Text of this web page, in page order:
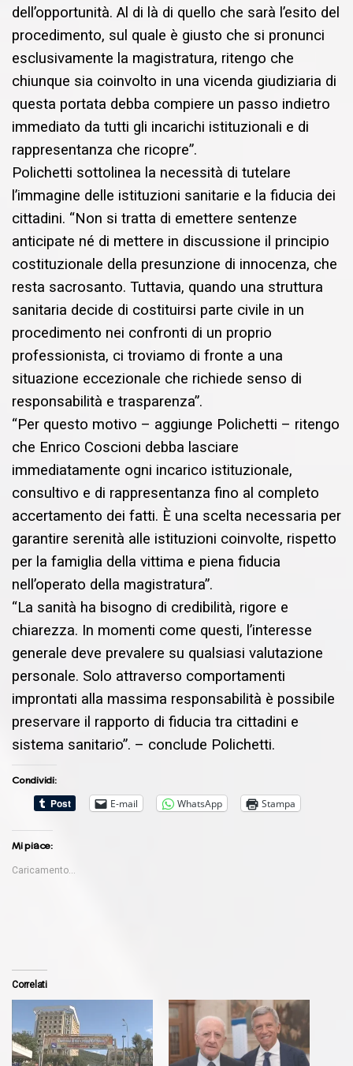
dell’opportunità. Al di là di quello che sarà l’esito del
procedimento, sul quale è giusto che si pronunci
esclusivamente la magistratura, ritengo che
chiunque sia coinvolto in una vicenda giudiziaria di
questa portata debba compiere un passo indietro
immediato da tutti gli incarichi istituzionali e di
rappresentanza che ricopre”.
Polichetti sottolinea la necessità di tutelare
l’immagine delle istituzioni sanitarie e la fiducia dei
cittadini. “Non si tratta di emettere sentenze
anticipate né di mettere in discussione il principio
costituzionale della presunzione di innocenza, che
resta sacrosanto. Tuttavia, quando una struttura
sanitaria decide di costituirsi parte civile in un
procedimento nei confronti di un proprio
professionista, ci troviamo di fronte a una
situazione eccezionale che richiede senso di
responsabilità e trasparenza”.
“Per questo motivo – aggiunge Polichetti – ritengo
che Enrico Coscioni debba lasciare
immediatamente ogni incarico istituzionale,
consultivo e di rappresentanza fino al completo
accertamento dei fatti. È una scelta necessaria per
garantire serenità alle istituzioni coinvolte, rispetto
per la famiglia della vittima e piena fiducia
nell’operato della magistratura”.
“La sanità ha bisogno di credibilità, rigore e
chiarezza. In momenti come questi, l’interesse
generale deve prevalere su qualsiasi valutazione
personale. Solo attraverso comportamenti
improntati alla massima responsabilità è possibile
preservare il rapporto di fiducia tra cittadini e
sistema sanitario”. – conclude Polichetti.
Condividi:
E-mail
WhatsApp Stampa
Mi piace:
Caricamento...
Correlati